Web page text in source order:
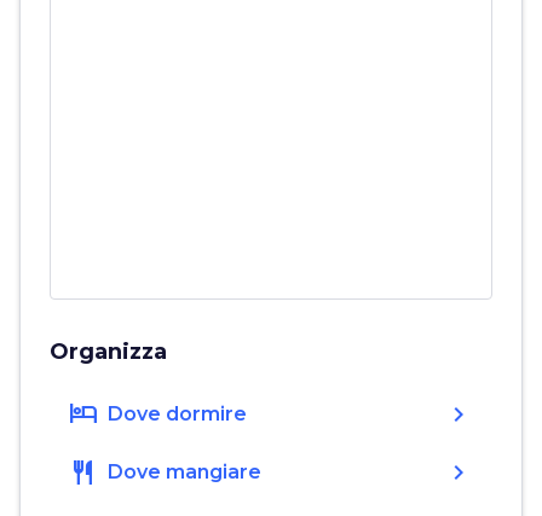
Organizza
hotel Dove dormire chevron_right
restaurant Dove mangiare chevron_right